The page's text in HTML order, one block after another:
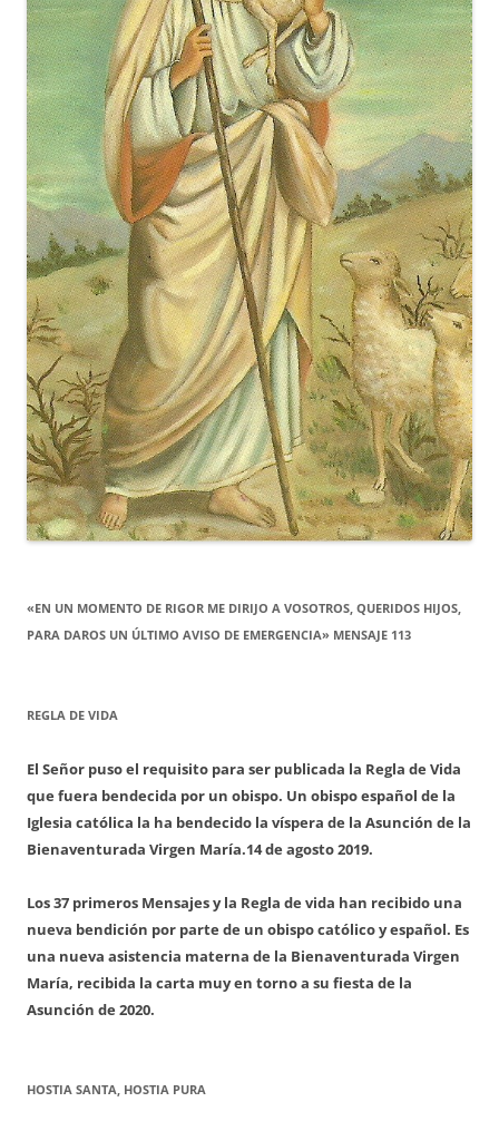
«EN UN MOMENTO DE RIGOR ME DIRIJO A VOSOTROS, QUERIDOS HIJOS,
PARA DAROS UN ÚLTIMO AVISO DE EMERGENCIA» MENSAJE 113
REGLA DE VIDA
El Señor puso el requisito para ser publicada la Regla de Vida
que fuera bendecida por un obispo. Un obispo español de la
Iglesia católica la ha bendecido la víspera de la Asunción de la
Bienaventurada Virgen María.14 de agosto 2019.
Los 37 primeros Mensajes y la Regla de vida han recibido una
nueva bendición por parte de un obispo católico y español. Es
una nueva asistencia materna de la Bienaventurada Virgen
María, recibida la carta muy en torno a su fiesta de la
Asunción de 2020.
HOSTIA SANTA, HOSTIA PURA